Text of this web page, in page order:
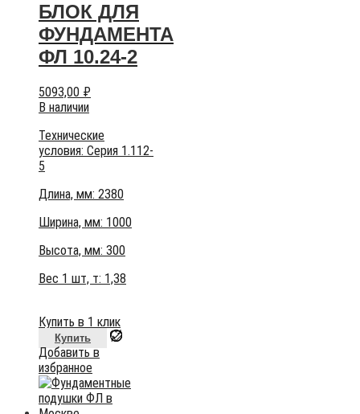
БЛОК ДЛЯ
ФУНДАМЕНТА
ФЛ 10.24-2
5093,00 ₽
В наличии
Технические
условия: Серия 1.112-
5
Длина, мм: 2380
Ширина, мм: 1000
Высота, мм: 300
Вес 1 шт, т: 1,38
Купить в 1 клик
Купить
Добавить в
избранное